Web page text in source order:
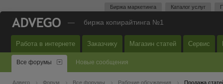
Биржа маркетинга Каталог услуг
— биржа копирайтинга №1
Работа в интернете Заказчику Магазин статей Сервис
Все форумы Новые сообщения
Адвего Форум Все форумы Рабочие обсуждения Продажа